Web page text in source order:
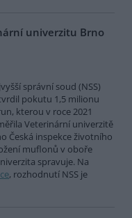
univerzitu Brno
správní soud (NSS)
pokutu 1,5 milionu
kterou v roce 2021
Veterinární univerzitě
Česká inspekce životního
muflonů v oboře
spravuje. Na
, rozhodnutí NSS je